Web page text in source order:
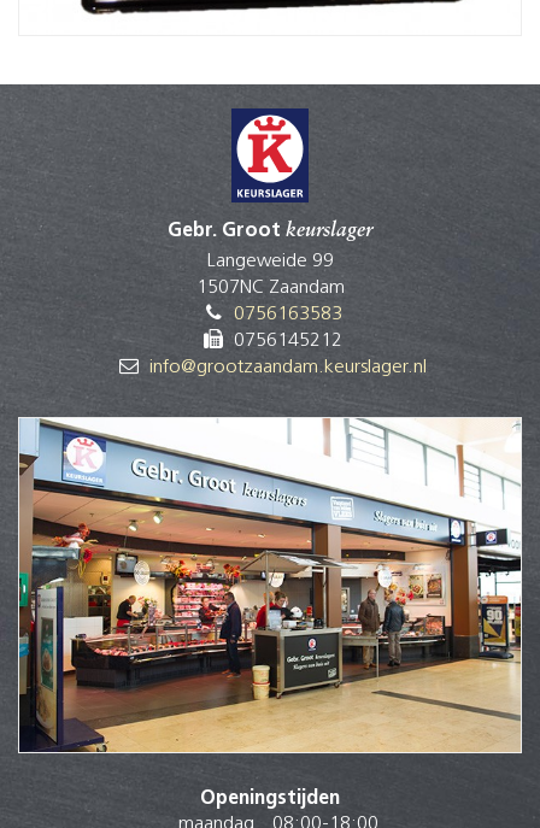
Gebr. Groot keurslager
Langeweide 99
1507NC Zaandam
0756163583
0756145212
info@grootzaandam.keurslager.nl
Openingstijden